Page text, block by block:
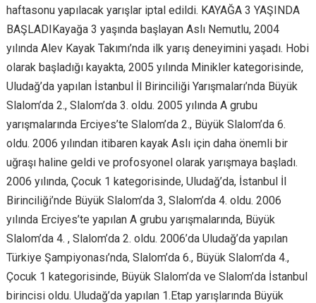
haftasonu yapılacak yarışlar iptal edildi. KAYAĞA 3 YAŞINDA
BAŞLADIKayağa 3 yaşında başlayan Aslı Nemutlu, 2004
yılında Alev Kayak Takımı’nda ilk yarış deneyimini yaşadı. Hobi
olarak başladığı kayakta, 2005 yılında Minikler kategorisinde,
Uludağ’da yapılan İstanbul İl Birinciliği Yarışmaları’nda Büyük
Slalom’da 2., Slalom’da 3. oldu. 2005 yılında A grubu
yarışmalarında Erciyes’te Slalom’da 2., Büyük Slalom’da 6.
oldu. 2006 yılından itibaren kayak Aslı için daha önemli bir
uğraşı haline geldi ve profosyonel olarak yarışmaya başladı.
2006 yılında, Çocuk 1 kategorisinde, Uludağ’da, İstanbul İl
Birinciliği’nde Büyük Slalom’da 3, Slalom’da 4. oldu. 2006
yılında Erciyes’te yapılan A grubu yarışmalarında, Büyük
Slalom’da 4. , Slalom’da 2. oldu. 2006’da Uludağ’da yapılan
Türkiye Şampiyonası’nda, Slalom’da 6., Büyük Slalom’da 4.,
Çocuk 1 kategorisinde, Büyük Slalom’da ve Slalom’da İstanbul
birincisi oldu. Uludağ’da yapılan 1.Etap yarışlarında Büyük